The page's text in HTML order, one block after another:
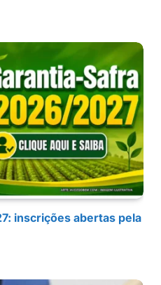
inscrições abertas pela